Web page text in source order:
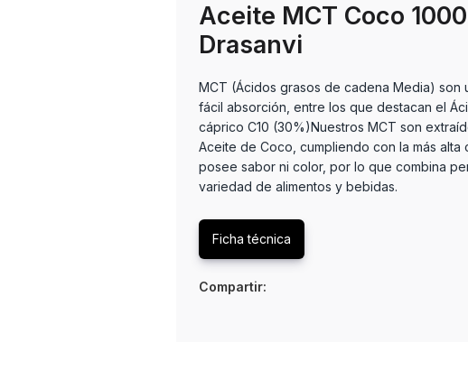
Aceite MCT Coco
Drasanvi
MCT (Ácidos grasos de cadena Media) son
fácil absorción, entre los que destacan el
cáprico C10 (30%)Nuestros MCT son
Aceite de Coco, cumpliendo con la más alta
posee sabor ni color, por lo que combina
variedad de alimentos y bebidas.
Ficha técnica
Compartir: